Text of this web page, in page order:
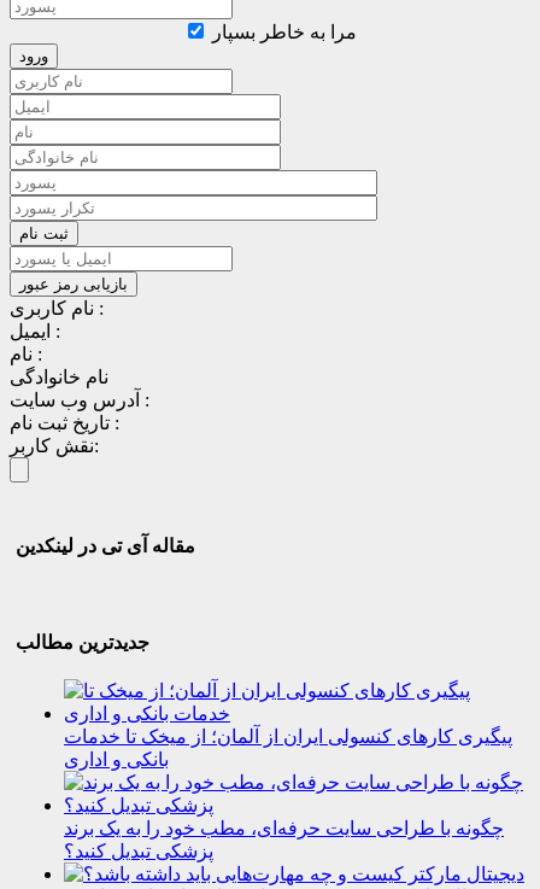
مرا به خاطر بسپار
نام کاربری :
ایمیل :
نام :
نام خانوادگی
آدرس وب سایت :
تاریخ ثبت نام :
نقش کاربر:
مقاله آی تی در لینکدین
جدیدترین مطالب
پیگیری کارهای کنسولی ایران از آلمان؛ از میخک تا خدمات
بانکی و اداری
چگونه با طراحی سایت حرفه‌ای، مطب خود را به یک برند
پزشکی تبدیل کنید؟